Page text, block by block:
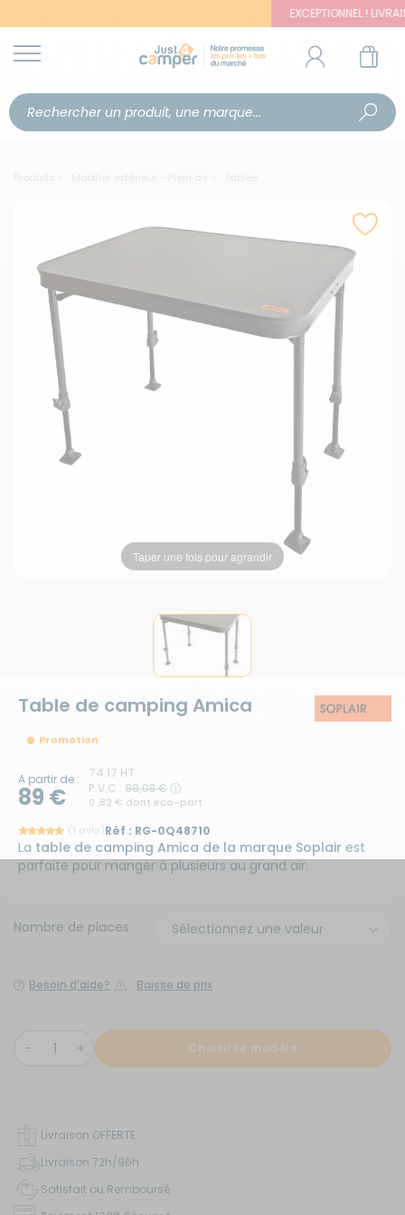
EXCEPTIONNEL ! LIVRAISON
Produits Mobilier extérieur - Plein air Tables
Taper une fois pour agrandir
Table de camping Amica
Promotion
A partir de :
89 €
74.17 HT
P.V.C : 99,08 €
0 ,82 € dont eco-part
(1 avis)Réf : RG-0Q48710
La table de camping Amica de la marque Soplair est
parfaite pour manger à plusieurs au grand air.
Nombre de places
Besoin d'aide? Baisse de prix
Choisir le modèle
Livraison OFFERTE
Livraison 72h/96h
Satisfait ou Remboursé